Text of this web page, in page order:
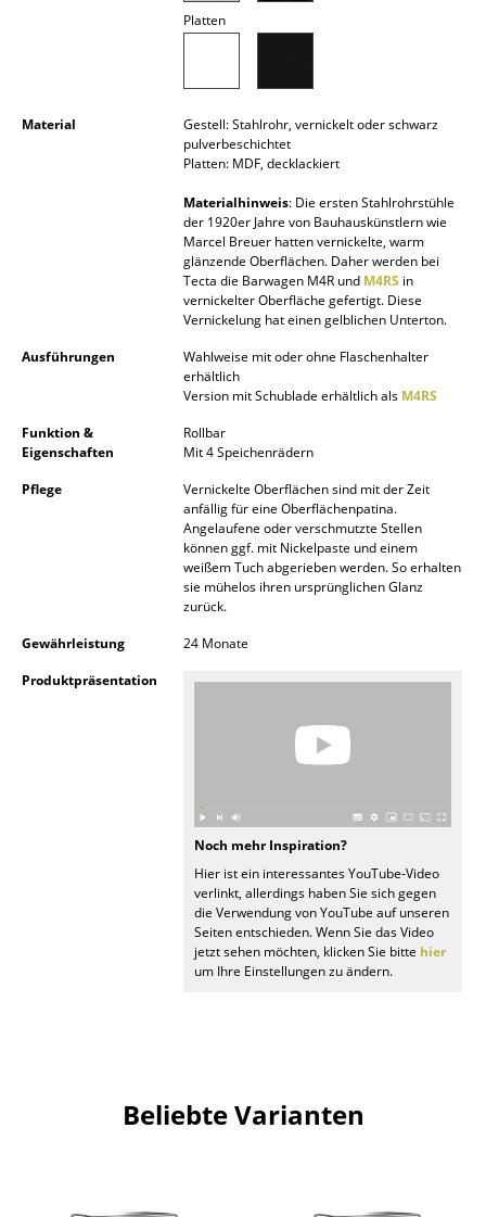
Stehleuchten & Leseleuchten
Bodenleuchten
Outdoor-Leuchten
Betten
Einzelbetten
Stapelbetten
Nachttische & Bettzubehör
Accessoires
Figuren & Miniaturen
Aufbewahrungsboxen
Platten
Material
Gestell: Stahlrohr, vernickelt oder schwarz
pulverbeschichtet
Platten: MDF, decklackiert
Materialhinweis: Die ersten Stahlrohrstühle
der 1920er Jahre von Bauhauskünstlern wie
Marcel Breuer hatten vernickelte, warm
glänzende Oberflächen. Daher werden bei
Tecta die Barwagen M4R und M4RS in
vernickelter Oberfläche gefertigt. Diese
Vernickelung hat einen gelblichen Unterton.
Ausführungen
Wahlweise mit oder ohne Flaschenhalter
erhältlich
Version mit Schublade erhältlich als M4RS
Funktion &
Eigenschaften
Rollbar
Mit 4 Speichenrädern
Pflege
Vernickelte Oberflächen sind mit der Zeit
anfällig für eine Oberflächenpatina.
Angelaufene oder verschmutzte Stellen
können ggf. mit Nickelpaste und einem
weißem Tuch abgerieben werden. So erhalten
sie mühelos ihren ursprünglichen Glanz
zurück.
Gewährleistung
24 Monate
Produktpräsentation
Noch mehr Inspiration?
Hier ist ein interessantes YouTube-Video
verlinkt, allerdings haben Sie sich gegen
die Verwendung von YouTube auf unseren
Seiten entschieden. Wenn Sie das Video
jetzt sehen möchten, klicken Sie bitte hier
um Ihre Einstellungen zu ändern.
Beliebte Varianten